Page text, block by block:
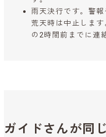
雨天決行です。警
荒天時は中止しま
の2時間前までに連
ガイドさんが同